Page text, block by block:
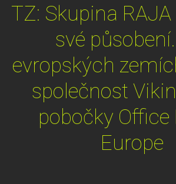
TZ: Skupina
své
evropských
společnost
pobočky Office
Europe